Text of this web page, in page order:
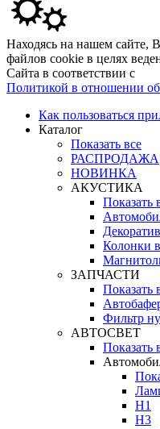
Находясь на нашем сайте,
файлов cookie в целях
Сайта в соответствии с
Политикой в отношении
Как пользоваться
Каталог
Показать все
РАСПРОДАЖА
НОВИНКА
АКУСТИКА
Показать
Колонки
ЗАПЧАСТИ
Показать
Фильтр
АВТОСВЕТ
Показать
H1
H3